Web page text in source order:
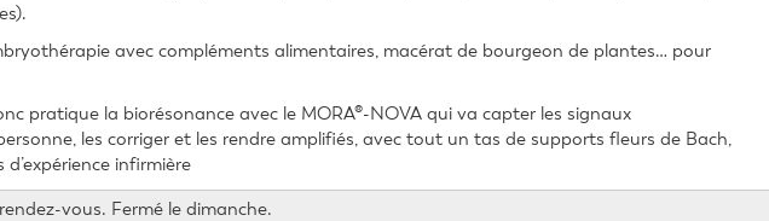
avec compléments alimentaires, macérat de bourgeon de plantes… pour
pratique la biorésonance avec le MORA®-NOVA qui va capter les signaux
les corriger et les rendre amplifiés, avec tout un tas de supports fleurs de Bach,
infirmière
vous. Fermé le dimanche.